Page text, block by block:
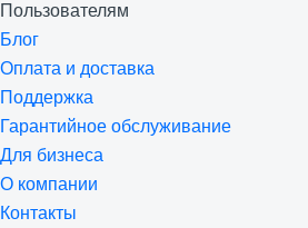
Пользователям
Блог
Оплата и доставка
Поддержка
Гарантийное обслуживание
Для бизнеса
О компании
Контакты